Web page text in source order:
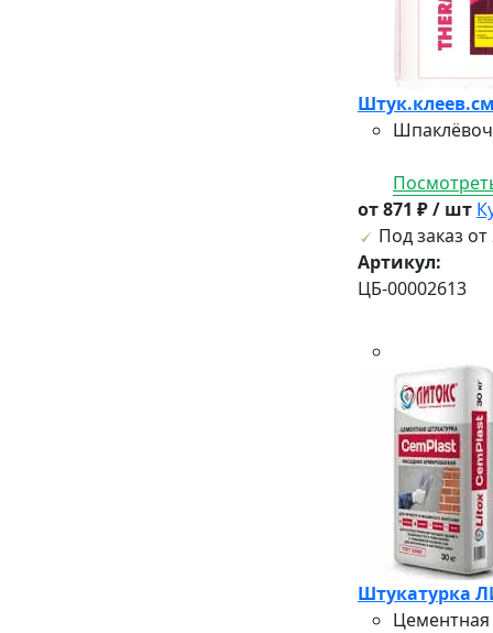
от 871 ₽ / шт
Под заказ от
Артикул:
ЦБ-00002613
Штукатурка
Цементная